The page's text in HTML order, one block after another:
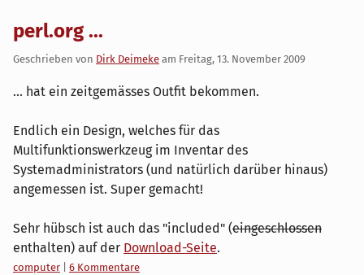
perl.org ...
Geschrieben von Dirk Deimeke am Freitag, 13. November 2009
... hat ein zeitgemässes Outfit bekommen.
Endlich ein Design, welches für das
Multifunktionswerkzeug im Inventar des
Systemadministrators (und natürlich darüber hinaus)
angemessen ist. Super gemacht!
Sehr hübsch ist auch das "included" (eingeschlossen
enthalten) auf der Download-Seite.
Kategorien:
computer
6 Kommentare